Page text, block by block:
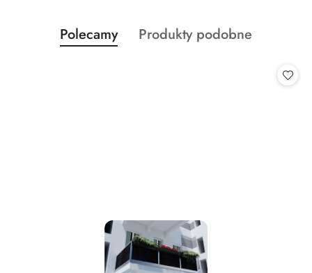
Pomiń karuzelę produktów
Produkty
o
Polecamy
Produkty
Produkty podobne